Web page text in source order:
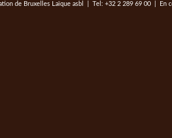
de Bruxelles Laïque asbl | Tel: +32 2 289 69 00 | En